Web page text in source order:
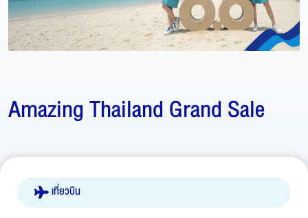
Amazing Thailand Grand Sale
เที่ยวบิน